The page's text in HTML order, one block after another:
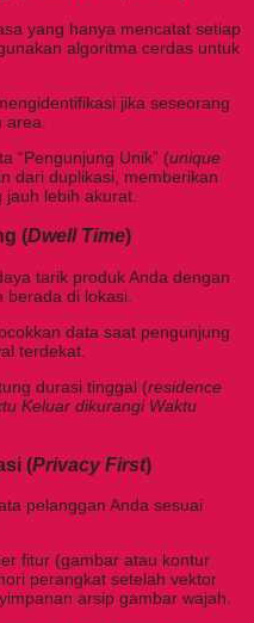
yang hanya mencatat setiap
algoritma cerdas untuk
jika seseorang
“Pengunjung Unik” (unique
dari duplikasi, memberikan
lebih akurat.
(Dwell Time)
tarik produk Anda dengan
di lokasi.
data saat pengunjung
terdekat.
durasi tinggal (residence
Keluar dikurangi Waktu
(Privacy First)
pelanggan Anda sesuai
fitur (gambar atau kontur
perangkat setelah vektor
arsip gambar wajah.